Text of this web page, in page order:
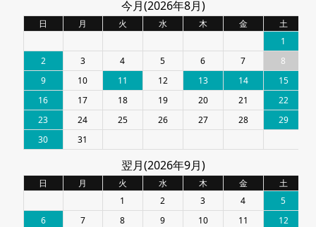
今月(2026年8月)
日 月 火 水 木 金
土
1
2
3 4 5 6 7
8
9
10 11 12 13 14
15
16
17 18 19 20 21
22
23
24 25 26 27 28
29
30
31
翌月(2026年9月)
日 月 火 水 木 金
土
1
2 3 4
5
6
7 8 9 10 11 12